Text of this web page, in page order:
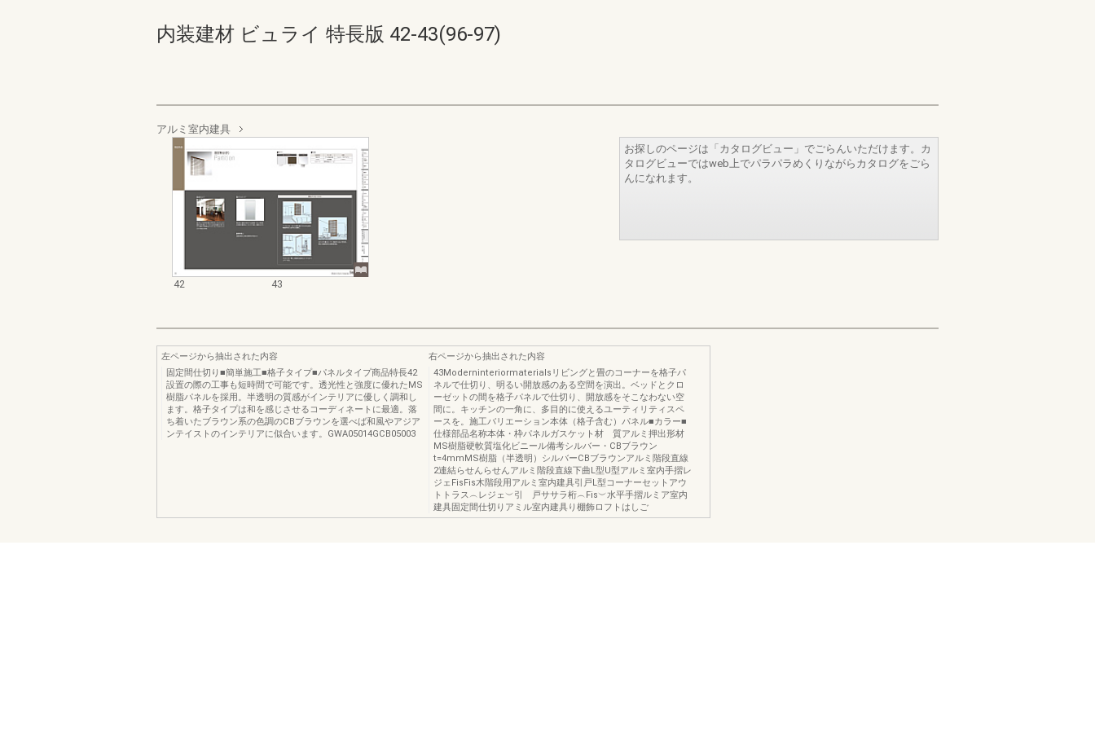
内装建材 ビュライ 特長版 42-43(96-97)
アルミ室内建具
42 43
お探しのページは「カタログビュー」でごらんいただけます。カ
タログビューではweb上でパラパラめくりながらカタログをごら
んになれます。
左ページから抽出された内容
固定間仕切り■簡単施工■格子タイプ■パネルタイプ商品特長42
設置の際の工事も短時間で可能です。透光性と強度に優れたMS
樹脂パネルを採用。半透明の質感がインテリアに優しく調和し
ます。格子タイプは和を感じさせるコーディネートに最適。落
ち着いたブラウン系の色調のCBブラウンを選べば和風やアジア
ンテイストのインテリアに似合います。GWA05014GCB05003
右ページから抽出された内容
43Moderninteriormaterialsリビングと畳のコーナーを格子パ
ネルで仕切り、明るい開放感のある空間を演出。ベッドとクロ
ーゼットの間を格子パネルで仕切り、開放感をそこなわない空
間に。キッチンの一角に、多目的に使えるユーティリティスペ
ースを。施工バリエーション本体（格子含む）パネル■カラー■
仕様部品名称本体・枠パネルガスケット材 質アルミ押出形材
MS樹脂硬軟質塩化ビニール備考シルバー・CBブラウン
t=4mmMS樹脂（半透明）シルバーCBブラウンアルミ階段直線
2連結らせんらせんアルミ階段直線下曲L型U型アルミ室内手摺レ
ジェFisFis木階段用アルミ室内建具引戸L型コーナーセットアウ
トトラス︵レジェ︶引 戸ササラ桁︵Fis︶水平手摺ルミア室内
建具固定間仕切りアミル室内建具り棚飾ロフトはしご